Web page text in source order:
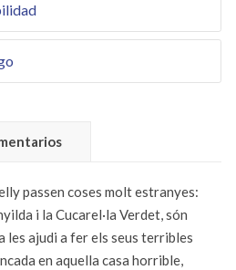
passen coses molt estranyes:
i la Cucarel·la Verdet, són
les ajudi a fer els seus terribles
en aquella casa horrible,